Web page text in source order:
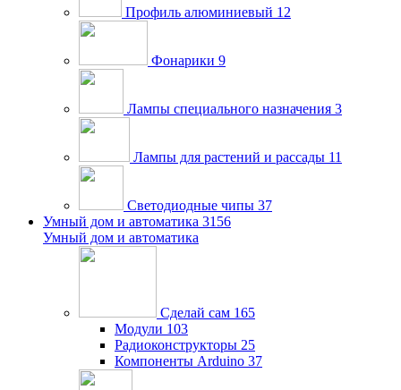
Профиль алюминиевый 12
Фонарики 9
Лампы специального назначения 3
Лампы для растений и рассады 11
Светодиодные чипы 37
Умный дом и автоматика 3156
Умный дом и автоматика
Сделай сам 165
Модули 103
Радиоконструкторы 25
Компоненты Arduino 37